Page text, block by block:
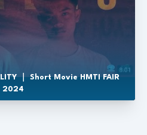
｜ Short Movie HMTI FAIR
2024